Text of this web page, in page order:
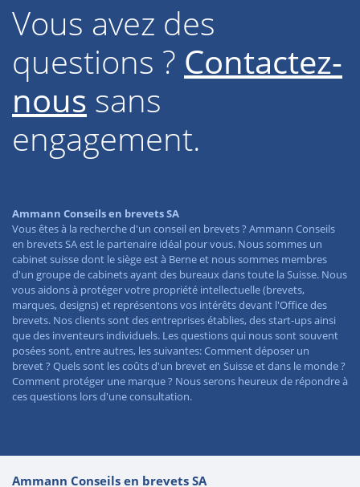
Vous avez des
questions ? Contactez-
nous sans
engagement.
Ammann Conseils en brevets SA
Vous êtes à la recherche d'un conseil en brevets ? Ammann Conseils
en brevets SA est le partenaire idéal pour vous. Nous sommes un
cabinet suisse dont le siège est à Berne et nous sommes membres
d'un groupe de cabinets ayant des bureaux dans toute la Suisse. Nous
vous aidons à protéger votre propriété intellectuelle (brevets,
marques, designs) et représentons vos intérêts devant l'Office des
brevets. Nos clients sont des entreprises établies, des start-ups ainsi
que des inventeurs individuels. Les questions qui nous sont souvent
posées sont, entre autres, les suivantes: Comment déposer un
brevet ? Quels sont les coûts d'un brevet en Suisse et dans le monde ?
Comment protéger une marque ? Nous serons heureux de répondre à
ces questions lors d'une consultation.
Ammann Conseils en brevets SA